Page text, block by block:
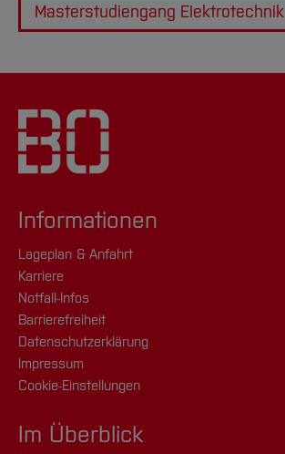
Masterstudiengang Elektrotechnik
Informationen
Lageplan & Anfahrt
Karriere
Notfall-Infos
Barrierefreiheit
Datenschutzerklärung
Impressum
Cookie-Einstellungen
Im Überblick